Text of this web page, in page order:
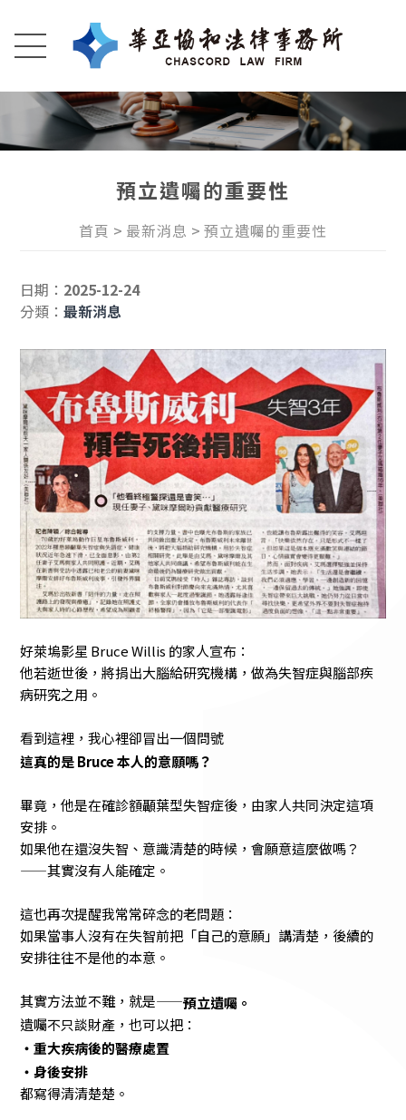
預立遺囑的重要性
首頁 最新消息 預立遺囑的重要性
日期： 2025-12-24
分類：最新消息
好萊塢影星 Bruce Willis 的家人宣布：
他若逝世後，將捐出大腦給研究機構，做為失智症與腦部疾
病研究之用。
看到這裡，我心裡卻冒出一個問號
這真的是 Bruce 本人的意願嗎？
畢竟，他是在確診額顳葉型失智症後，由家人共同決定這項
安排。
如果他在還沒失智、意識清楚的時候，會願意這麼做嗎？
——其實沒有人能確定。
這也再次提醒我常常碎念的老問題：
如果當事人沒有在失智前把「自己的意願」講清楚，後續的
安排往往不是他的本意。
其實方法並不難，就是——預立遺囑。
遺囑不只談財產，也可以把：
・重大疾病後的醫療處置
・身後安排
都寫得清清楚楚。